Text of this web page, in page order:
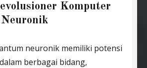
Komputer
neuronik memiliki potensi
berbagai bidang,